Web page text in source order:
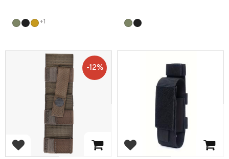
+1
Add to favorites
12%
Add to favorites